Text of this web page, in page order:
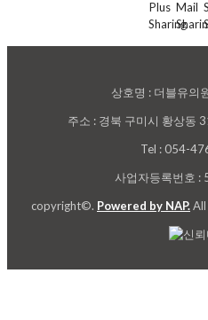
상호명 : 더블유의
주소 : 경북 구미시 황상동
Tel : 054-
사업자등록번호
copyright©. Powered by NAP.All